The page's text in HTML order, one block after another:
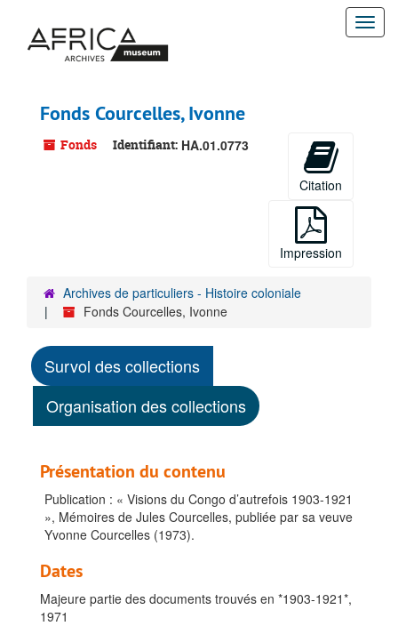
contenu
Fonds Courcelles, Ivonne
Fonds Identifiant: HA.01.0773
Citation
Impression
Archives de particuliers - Histoire coloniale
Fonds Courcelles, Ivonne
Survol des collections
Organisation des collections
Présentation du contenu
Publication : « Visions du Congo d’autrefois 1903-1921
», Mémoires de Jules Courcelles, publiée par sa veuve
Yvonne Courcelles (1973).
Dates
Majeure partie des documents trouvés en *1903-1921*,
1971